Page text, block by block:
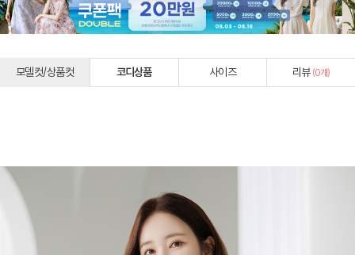
모델컷/상품컷 코디상품 사이즈 리뷰 (0개)